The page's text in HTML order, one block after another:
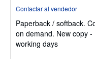
Contactar al vendedor
Paperback / softback.
on demand. New copy
working days